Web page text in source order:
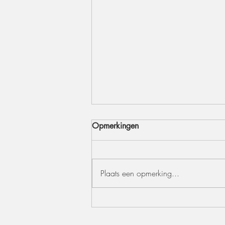
Opmerkingen
Plaats een opmerking...